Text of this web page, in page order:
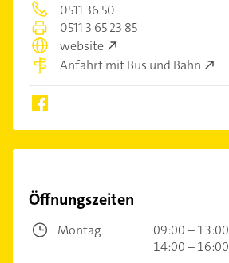
0511 36 50
0511 3 65 23 85
website
Anfahrt mit Bus und Bahn
Öffnungszeiten
Montag
09:00 – 13:00
14:00 – 16:00